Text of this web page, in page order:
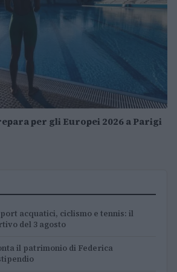
per gli Europei 2026 a Parigi
acquatici, ciclismo e tennis: il
del 3 agosto
il patrimonio di Federica